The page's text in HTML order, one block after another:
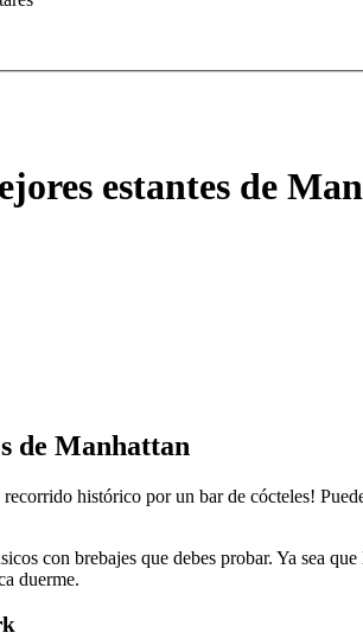
estantes de
de Manhattan
histórico por un bar de cócteles!
con brebajes que debes probar. Ya sea
duerme.